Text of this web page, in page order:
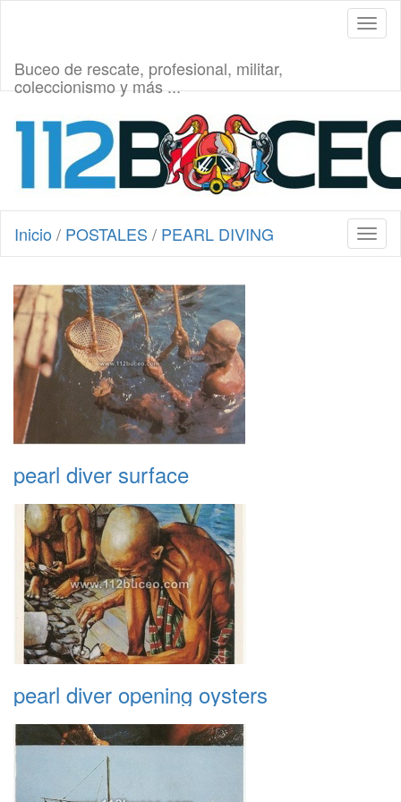
Buceo de rescate, profesional, militar,
coleccionismo y más ...
Inicio / POSTALES / PEARL DIVING
pearl diver surface
pearl diver opening oysters